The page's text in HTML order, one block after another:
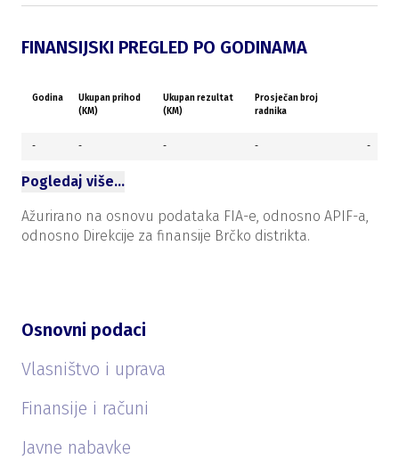
FINANSIJSKI PREGLED PO GODINAMA
Godina
Ukupan prihod
(KM)
Ukupan rezultat
(KM)
Prosječan broj
radnika
- - - - -
Pogledaj više…
Ažurirano na osnovu podataka FIA-e, odnosno APIF-a,
odnosno Direkcije za finansije Brčko distrikta.
Osnovni podaci
Vlasništvo i uprava
Finansije i računi
Javne nabavke